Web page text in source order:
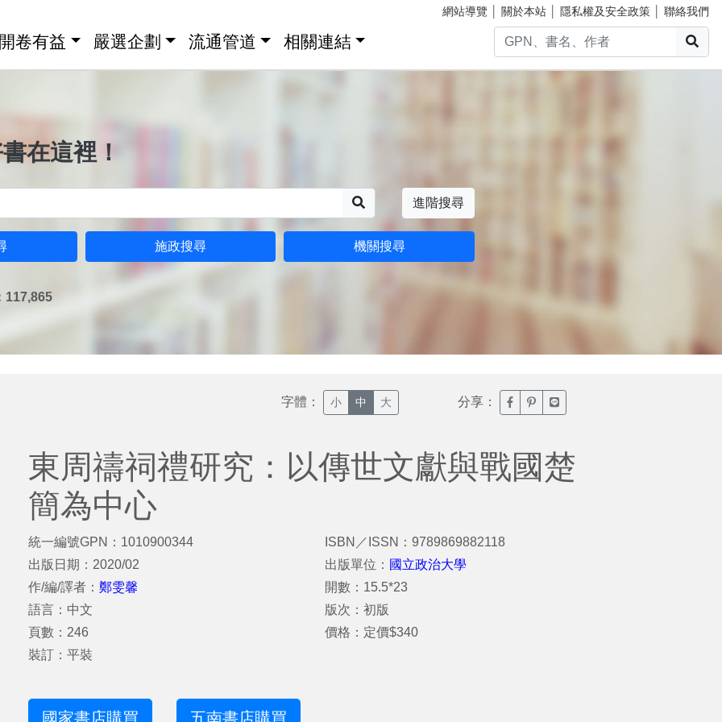
網站導覽 關於本站 隱私權及安全政策 聯絡我們
卷有益 嚴選企劃 流通管道 相關連結
在這裡！
進階搜尋
施政搜尋 機關搜尋
117,865
字體： 小 中 大 分享： 臉書分享(另開新視窗)
噗浪分享(另開新視窗)
Line分享(另開新視窗)
東周禱祠禮研究：以傳世文獻與戰國楚
簡為中心
統一編號GPN：1010900344
出版日期：2020/02
作/編/譯者： 鄭雯馨
語言：中文
頁數：246
裝訂：平裝
ISBN／ISSN：9789869882118
出版單位： 國立政治大學
開數：15.5*23
版次：初版
價格：定價$340
國家書店購買 五南書店購買